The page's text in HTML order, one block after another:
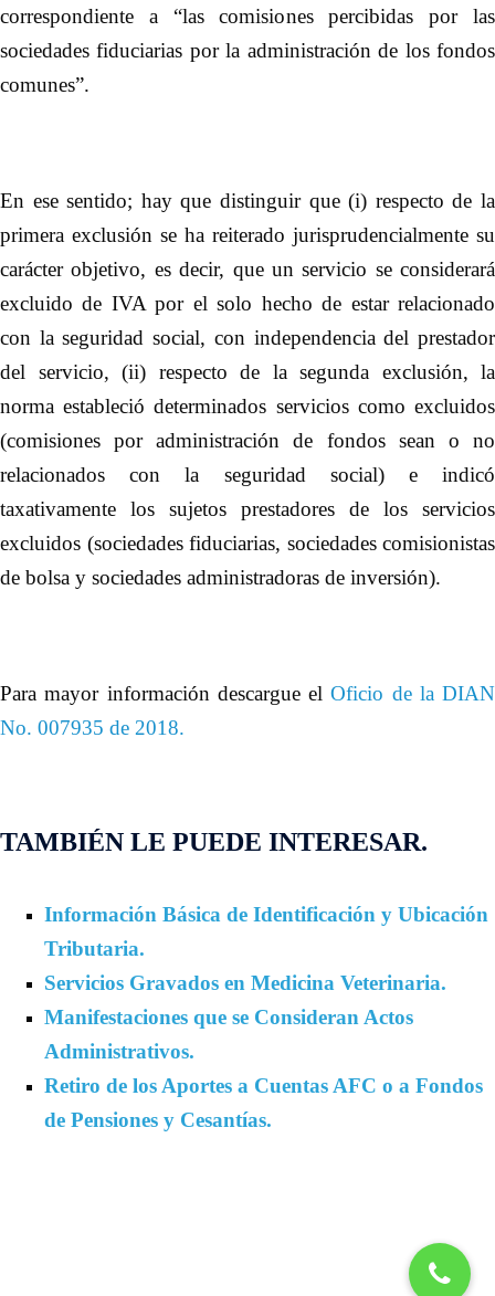
correspondiente a “las comisiones percibidas por las
sociedades fiduciarias por la administración de los fondos
comunes”.
En ese sentido; hay que distinguir que (i) respecto de la
primera exclusión se ha reiterado jurisprudencialmente su
carácter objetivo, es decir, que un servicio se considerará
excluido de IVA por el solo hecho de estar relacionado
con la seguridad social, con independencia del prestador
del servicio, (ii) respecto de la segunda exclusión, la
norma estableció determinados servicios como excluidos
(comisiones por administración de fondos sean o no
relacionados con la seguridad social) e indicó
taxativamente los sujetos prestadores de los servicios
excluidos (sociedades fiduciarias, sociedades comisionistas
de bolsa y sociedades administradoras de inversión).
Para mayor información descargue elOficio de la DIAN
No. 007935 de 2018.
TAMBIÉN LE PUEDE INTERESAR.
Información Básica de Identificación y Ubicación
Tributaria.
Servicios Gravados en Medicina Veterinaria.
Manifestaciones que se Consideran Actos
Administrativos.
Retiro de los Aportes a Cuentas AFC o a Fondos
de Pensiones y Cesantías.